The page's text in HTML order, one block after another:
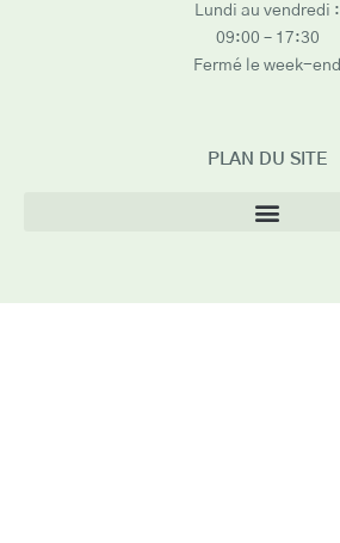
Lundi au vendredi :
09:00 – 17:30
Fermé le week-end
PLAN DU SITE